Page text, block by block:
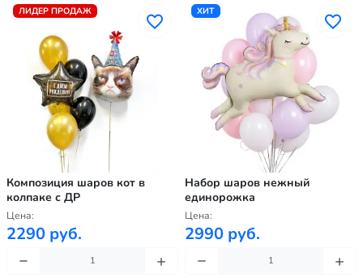
ЛИДЕР ПРОДАЖ
Композиция шаров кот в
колпаке с ДР
Цена:
2290 руб.
ХИТ
Набор шаров нежный
единорожка
Цена:
2990 руб.